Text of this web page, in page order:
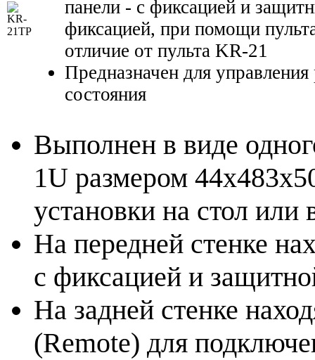
панели - с фиксацией и
фиксацией, при помощи
отличие от пульта KR-21
Предназначен для
состояния
Выполнен в виде
1U размером
установки на стол или
На передней стенке
с фиксацией и
На задней стенке
(Remote) для